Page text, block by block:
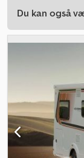
Du kan også